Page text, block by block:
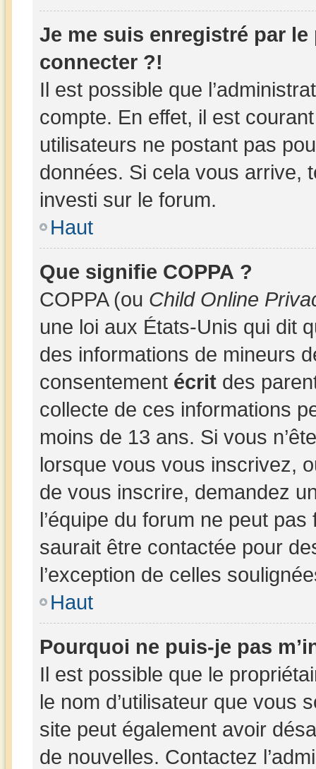
Je me suis enregistré par
connecter ?!
Il est possible que
compte. En effet, il est
utilisateurs ne postant pas
données. Si cela vous arrive,
investi sur le forum.
Haut
Que signifie COPPA ?
COPPA (ou Child Online
une loi aux États-Unis qui dit
des informations de mineurs
consentement écrit des
collecte de ces informations
moins de 13 ans. Si vous
lorsque vous vous inscrivez,
de vous inscrire, demandez
l’équipe du forum ne peut
saurait être contactée pour
l’exception de celles
Haut
Pourquoi ne puis-je pas
Il est possible que le
le nom d’utilisateur que vous
site peut également avoir
de nouvelles. Contactez